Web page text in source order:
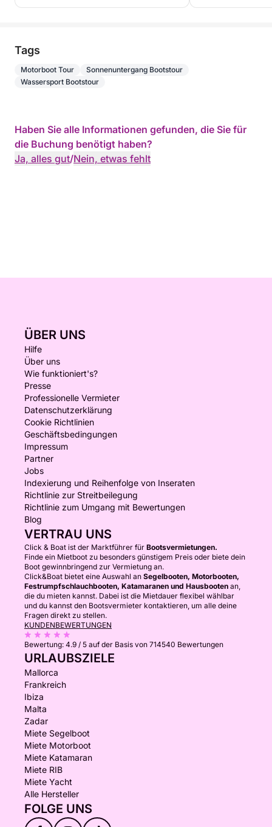
Tags
Motorboot Tour
Sonnenuntergang Bootstour
Wassersport Bootstour
Haben Sie alle Informationen gefunden, die Sie für
die Buchung benötigt haben?
Ja, alles gut/Nein, etwas fehlt
ÜBER UNS
Hilfe
Über uns
Wie funktioniert's?
Presse
Professionelle Vermieter
Datenschutzerklärung
Cookie Richtlinien
Geschäftsbedingungen
Impressum
Partner
Jobs
Indexierung und Reihenfolge von Inseraten
Richtlinie zur Streitbeilegung
Richtlinie zum Umgang mit Bewertungen
Blog
VERTRAU UNS
Click & Boat ist der Marktführer für Bootsvermietungen.
Finde ein Mietboot zu besonders günstigem Preis oder biete dein
Boot gewinnbringend zur Vermietung an.
Click&Boat bietet eine Auswahl an Segelbooten, Motorbooten,
Festrumpfschlauchbooten, Katamaranen und Hausbooten an,
die du mieten kannst. Dabei ist die Mietdauer flexibel wählbar
und du kannst den Bootsvermieter kontaktieren, um alle deine
Fragen direkt zu stellen.
KUNDENBEWERTUNGEN
Bewertung: 4.9 / 5 auf der Basis von 714540 Bewertungen
URLAUBSZIELE
Mallorca
Frankreich
Ibiza
Malta
Zadar
Miete Segelboot
Miete Motorboot
Miete Katamaran
Miete RIB
Miete Yacht
Alle Hersteller
FOLGE UNS